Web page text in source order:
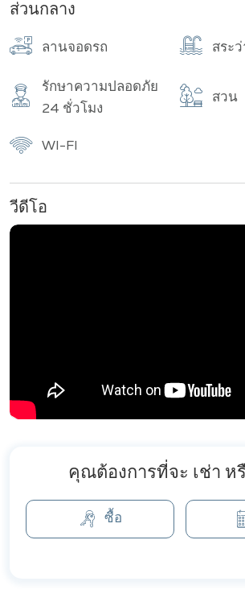
Type A: 3 ห้องนอน 4 ห้องน้ำ. เหมาะสำ
ความอบอุ่นและเป็นส่วนตัว เหมาะสำห
Type B: 4 ห้องนอน 5 ห้องน้ำ บ้านขนา
ต้องการพื้นที่มากขึ้น มอบความสะดวกส
หรูหราที่เหนือกว่า
Type C: 4 ห้องนอน 6 ห้องน้ำ บ้านที่ให
ที่สุดในโครงการ มาพร้อมกับ ห้องนั่งเล่น
Volume อันงดงาม และที่จอดรถสำหรับ
สิ่งอำนวยความสะดวก
The Palm Grandio's มีสิ่งอำนวยความส
ยกระดับคุณภาพชีวิตของผู้พักอาศัย:
พร้อมห้องรับรองหรูหรา
สระว่ายน้ำ: สระว่ายน้ำขนาดใหญ่สไตล์
ร่มและเตียงอาบแดด เหมาะสำหรับการพั
สนุกสนานกับครอบครัว
ส่วนกลาง
ลานจอดรถ สระ
รักษาความปลอดภัย
24 ชั่วโมง
สวน
WI-FI
วีดีโอ
คุณต้องการที่จะ เช่า ห
ซื้อ